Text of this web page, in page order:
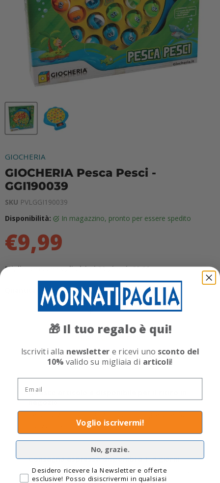
GIOCHERIA
GIOCHERIA Pesca Pesci -
GGI190039
SKU PVLGGI190039
Disponibilità:
in magazzino, pronto per essere spedito
€9,99
Miglior prezzo negli ultimi 30 giorni: €9,99
Aggiungi al carrello
Questo articolo è disponibile per il ritiro in
negozio
La spedizione in negozio è sempre gratuita!Scopri il
Consegna espressa disponibile 1-4 giorni
Spedizione gratuita per tutti gli ordini superiori a
🎁 Il tuo regalo è qui!
Iscriviti alla newslettere ricevi uno sconto del
10% valido su migliaia di articoli!
Voglio iscrivermi!
No, grazie.
Privacy
Desidero ricevere la Newsletter e offerte
esclusive! Posso disiscrivermi in qualsiasi